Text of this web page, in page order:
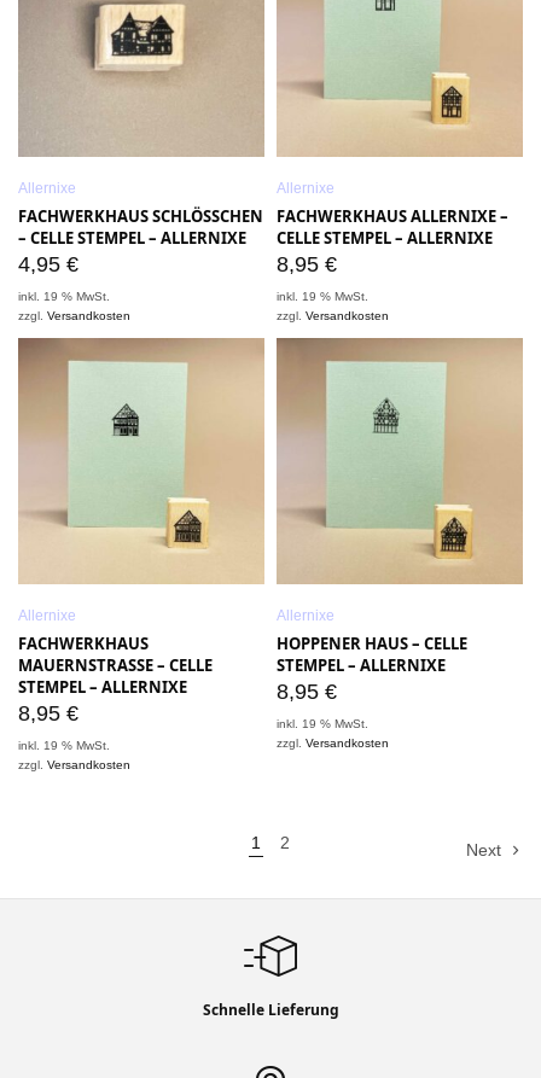
Allernixe
FACHWERKHAUS SCHLÖSSCHEN
– CELLE STEMPEL – ALLERNIXE
4,95 €
inkl. 19 % MwSt.
zzgl.Versandkosten
Allernixe
FACHWERKHAUS ALLERNIXE –
CELLE STEMPEL – ALLERNIXE
8,95 €
inkl. 19 % MwSt.
zzgl.Versandkosten
Allernixe
FACHWERKHAUS
MAUERNSTRASSE – CELLE
STEMPEL – ALLERNIXE
8,95 €
inkl. 19 % MwSt.
zzgl.Versandkosten
Allernixe
HOPPENER HAUS – CELLE
STEMPEL – ALLERNIXE
8,95 €
inkl. 19 % MwSt.
zzgl.Versandkosten
1 2 Next
Schnelle Lieferung